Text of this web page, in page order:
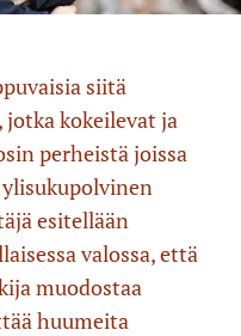
siitä
kokeilevat ja
perheistä joissa
esitellään
valossa, että
muodostaa
huumeita